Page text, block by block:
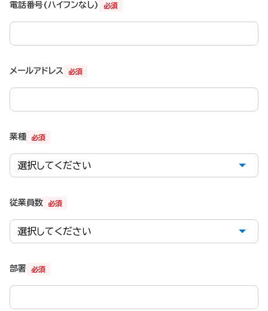
必須
電話番号(ハイフンなし)
必須
メールアドレス
必須
業種
必須
従業員数
必須
部署